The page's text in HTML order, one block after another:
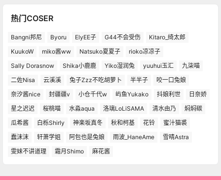
热门COSER
Bangni邦尼 Byoru ElyEE子 G44不会受伤
Kitaro_绮太郎
KuukoW
miko酱ww Natsuko夏夏子
rioko凉凉子
Sally Dorasnow
Shika小鹿鹿 Yiko湿润兔 yuuhui玉汇
九柒喵
二佐Nisa
云溪溪 兔子Zzz不吃胡萝卜 半半子
咬一口兔娘
奈汐酱nice
封疆疆v 小仓千代w 屿鱼Yukako 抖娘利世
日奈娇
星之迟迟
桜桃喵 水淼aqua 洛璃LoLiSAMA 清水由乃
焖焖碳
瓜希酱
白栎Shirly 神楽坂真冬 秋和柯基 花铃
蜜汁猫裘
蠢沫沫
轩萧学姐 阿包也是兔娘 雨波_HaneAme
雪晴Astra
雯妹不讲道理
霜月Shimo 麻花酱